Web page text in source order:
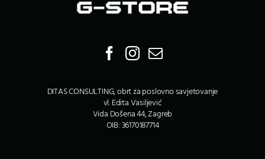
DITAS CONSULTING, obrt za poslovno savjetovanje
vl. Edita Vasiljević
Vida Došena 44, Zagreb
OIB: 36170187714